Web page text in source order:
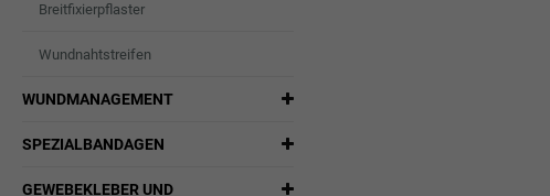
Breitfixierpflaster
Wundnahtstreifen
WUNDMANAGEMENT
SPEZIALBANDAGEN
GEWEBEKLEBER UND